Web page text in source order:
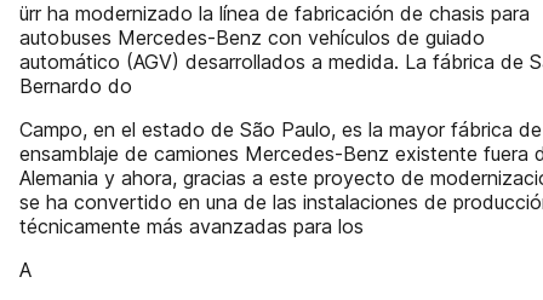
ürr ha modernizado la línea de fabricación de chasis para
autobuses Mercedes-Benz con vehículos de guiado
automático (AGV) desarrollados a medida. La fábrica de
Bernardo do
Campo, en el estado de São Paulo, es la mayor fábrica de
ensamblaje de camiones Mercedes-Benz existente fuera
Alemania y ahora, gracias a este proyecto de
se ha convertido en una de las instalaciones de
técnicamente más avanzadas para los
A